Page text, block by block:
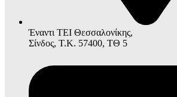
Έναντι ΤΕΙ Θεσσαλονίκης,
Σίνδος, Τ.Κ. 57400, ΤΘ 5